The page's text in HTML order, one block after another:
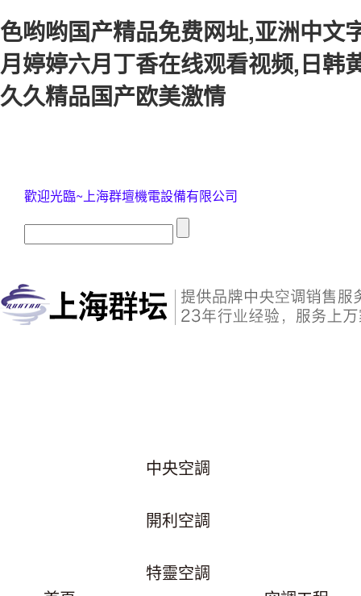
色哟哟国产精品免费网址,亚洲中文
月婷婷六月丁香在线观看视频,日韩
久久精品国产欧美激情
歡迎光臨~上海群壇機電設備有限公司
中央空調
開利空調
特靈空調